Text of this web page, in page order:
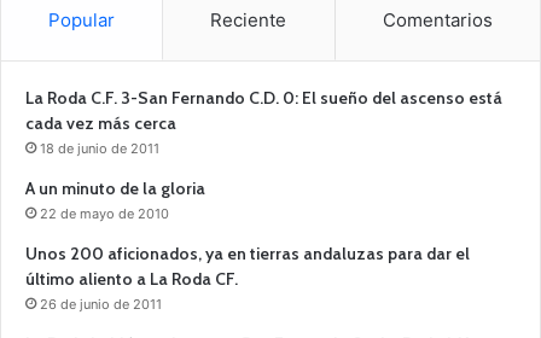
Popular Reciente Comentarios
La Roda C.F. 3-San Fernando C.D. 0: El sueño del ascenso está
cada vez más cerca
18 de junio de 2011
A un minuto de la gloria
22 de mayo de 2010
Unos 200 aficionados, ya en tierras andaluzas para dar el
último aliento a La Roda CF.
26 de junio de 2011